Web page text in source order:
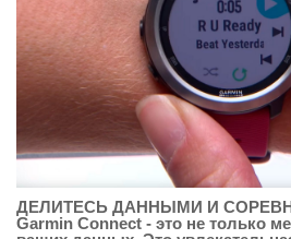
ДЕЛИТЕСЬ ДАННЫМИ И
Garmin Connect - это не только